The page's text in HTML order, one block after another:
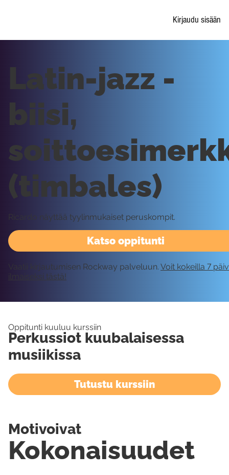
Kirjaudu sisään
Katso oppitunti
Latin-jazz -
biisi,
(timbales)
Ricardo näyttää tyylinmukaiset peruskompit.
Vaatii kirjautumisen Rockway palveluun. Voit kokeilla 7
ilmaiseksi tästä!
Oppitunti kuuluu kurssiin
Perkussiot kuubalaisessa
musiikissa
Tutustu kurssiin
Kokonaisuudet
Motivoivat